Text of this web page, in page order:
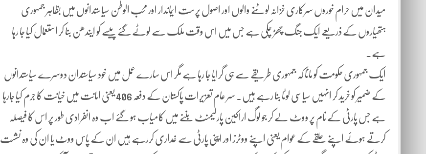
میدان میں حرام خوروں سرکاری خزانہ لوٹنے والوں اور اصول پرست ایماندار اور محب الوطن سیاستدانوں میں بظاہر جمہوری
ہتھیاروں کے ذریعے ایک جنگ چھڑ چکی ہے جس میں اس وقت ملک سے لوٹے گئے پیسے کو ایندھن بنا کر استعمال کیا جا رہا
ہے۔
ایک جمہوری حکومت کو مانا کہ جمہوری طریقے سے ہی گرایا جا رہا ہے مگر اس سارے عمل میں خود سیاستدان دوسرے سیاستدانوں
کے ضمیر کو خرید کر انہیں سیاسی لوٹا بنا رہے ہیں۔ سر عام تعزیرات پاکستان کے دفعہ 406 یعنی امانت میں خیانت کا جرم کیا جارہا
ہے جس پارٹی کے نام پر ووٹ لے کر جو لوگ اراکین پارلیمنٹ بننے میں کامیاب ہو گئے اب وہ انفرادی طور پر اس کا فیصلہ
کرتے ہوئے اپنے حلقے کے عوام یعنی اپنے ووٹرز اور اپنی پارٹی سے غداری کررہے ہیں ان کے پاس ووٹ یا ان کی وہ نشست